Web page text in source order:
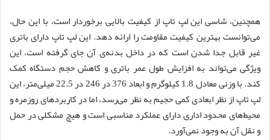
همچنین، شاسی این لپ تاپ از کیفیت بالایی برخوردار است، با این حال،
می‌توانست بهترین کیفیت مقاومت را ارائه دهد. این لپ تاپ دارای باتری
غیر قابل جدا شدن است که در داخل بدنه‌ی آن جای گرفته است، این
ویژگی می‌تواند به افزایش طول عمر باتری و کاهش حجم دستگاه کمک
کند. با وزنی معادل 1.8 کیلوگرم و ابعاد 376 در 246 در 22.5 میلی‌متر، این
لپ تاپ از نظر ابعادی کمی حجیم به نظر می‌رسد، اما در کاربردهای روزمره و
محیط‌های محدود اداری دارای عملکرد مناسبی است و هیچ مشکلی در حمل
و نقل آن به وجود نمی‌آورد.